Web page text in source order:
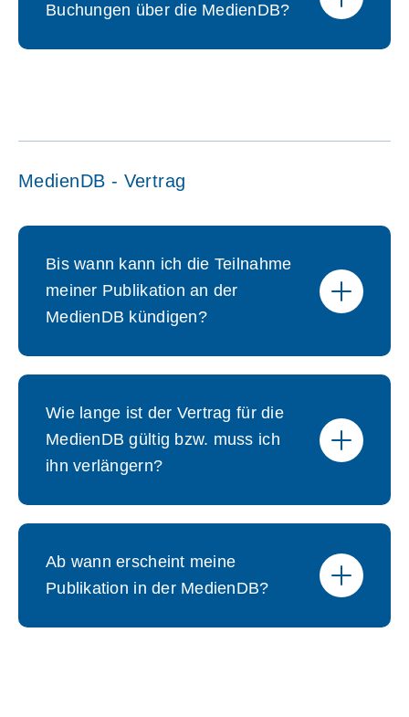
Buchungen über die MedienDB?
MedienDB - Vertrag
Bis wann kann ich die Teilnahme
meiner Publikation an der
MedienDB kündigen?
Wie lange ist der Vertrag für die
MedienDB gültig bzw. muss ich
ihn verlängern?
Ab wann erscheint meine
Publikation in der MedienDB?